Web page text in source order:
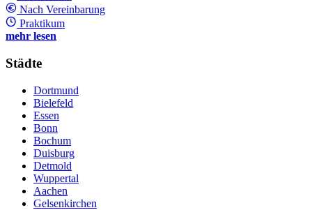
Nach Vereinbarung
Praktikum
mehr lesen
Städte
Dortmund
Bielefeld
Essen
Bonn
Bochum
Duisburg
Detmold
Wuppertal
Aachen
Gelsenkirchen